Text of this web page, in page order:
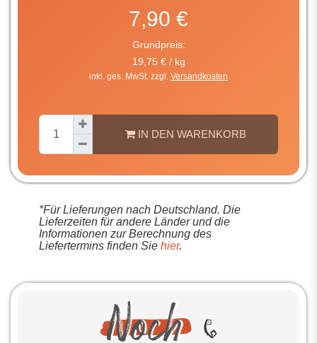
7,90 €
Grundpreis:
19,75 € / kg
inkl. ges. MwSt. zzgl. Versandkosten
IN DEN WARENKORB
*Für Lieferungen nach Deutschland. Die
Lieferzeiten für andere Länder und die
Informationen zur Berechnung des
Liefertermins finden Sie hier.